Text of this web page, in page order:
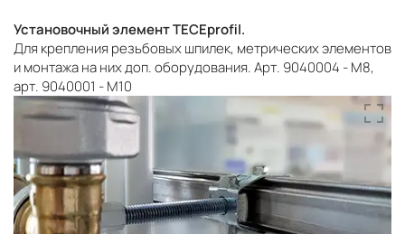
Установочный элемент TECEprofil.
Для крепления резьбовых шпилек, метрических элементов
и монтажа на них доп. оборудования. Арт. 9040004 - М8,
арт. 9040001 - М10